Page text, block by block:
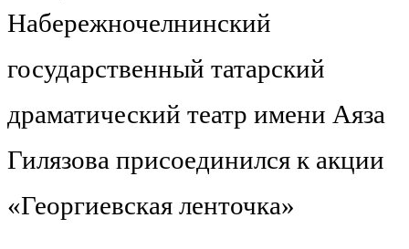
Набережночелнинский
государственный татарский
драматический театр имени Аяза
Гилязова присоединился к акции
«Георгиевская ленточка»